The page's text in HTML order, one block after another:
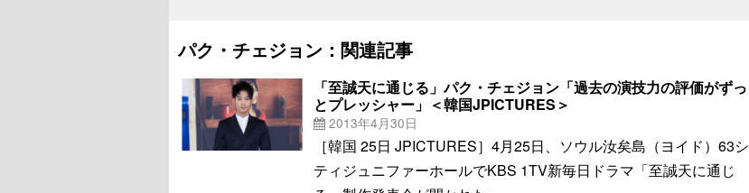
パク・チェジョン：関連記事
「至誠天に通じる」パク・チェジョン「過去の演技力の評価がずっ
とプレッシャー」＜韓国JPICTURES＞
2013年4月30日
［韓国 25日 JPICTURES］4月25日、ソウル汝矣島（ヨイド）63シ
ティジュニファーホールでKBS 1TV新毎日ドラマ「至誠天に通じ